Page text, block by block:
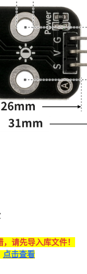
请先导入库文件！
点击查看